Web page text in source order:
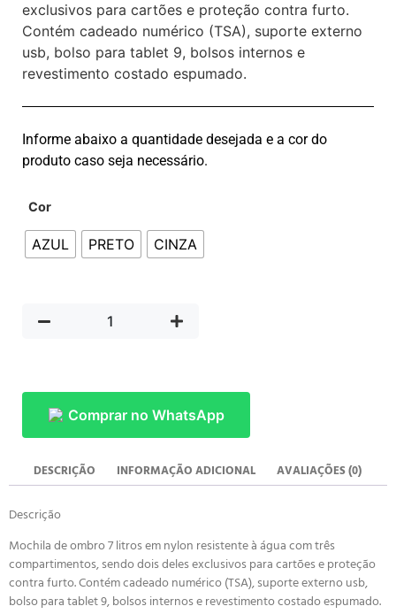
exclusivos para cartões e proteção contra furto.
Contém cadeado numérico (TSA), suporte externo
usb, bolso para tablet 9, bolsos internos e
revestimento costado espumado.
Informe abaixo a quantidade desejada e a cor do
produto caso seja necessário.
Cor
AZUL PRETO CINZA
Comprar no WhatsApp
DESCRIÇÃO INFORMAÇÃO ADICIONAL AVALIAÇÕES (0)
Descrição
Mochila de ombro 7 litros em nylon resistente à água com três
compartimentos, sendo dois deles exclusivos para cartões e proteção
contra furto. Contém cadeado numérico (TSA), suporte externo usb,
bolso para tablet 9, bolsos internos e revestimento costado espumado.